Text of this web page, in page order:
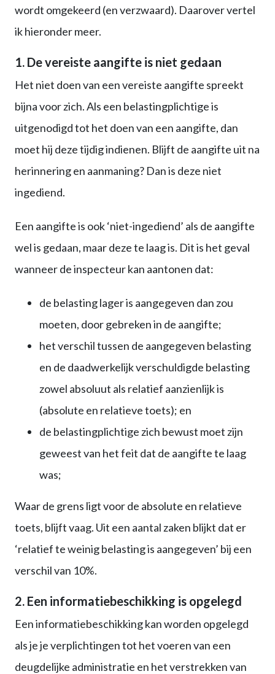
wordt omgekeerd (en verzwaard). Daarover vertel
ik hieronder meer.
1. De vereiste aangifte is niet gedaan
Het niet doen van een vereiste aangifte spreekt
bijna voor zich. Als een belastingplichtige is
uitgenodigd tot het doen van een aangifte, dan
moet hij deze tijdig indienen. Blijft de aangifte uit na
herinnering en aanmaning? Dan is deze niet
ingediend.
Een aangifte is ook ‘niet-ingediend’ als de aangifte
wel is gedaan, maar deze te laag is. Dit is het geval
wanneer de inspecteur kan aantonen dat:
de belasting lager is aangegeven dan zou
moeten, door gebreken in de aangifte;
het verschil tussen de aangegeven belasting
en de daadwerkelijk verschuldigde belasting
zowel absoluut als relatief aanzienlijk is
(absolute en relatieve toets); en
de belastingplichtige zich bewust moet zijn
geweest van het feit dat de aangifte te laag
was;
Waar de grens ligt voor de absolute en relatieve
toets, blijft vaag. Uit een aantal zaken blijkt dat er
‘relatief te weinig belasting is aangegeven’ bij een
verschil van 10%.
2. Een informatiebeschikking is opgelegd
Een informatiebeschikking kan worden opgelegd
als je je verplichtingen tot het voeren van een
deugdelijke administratie en het verstrekken van